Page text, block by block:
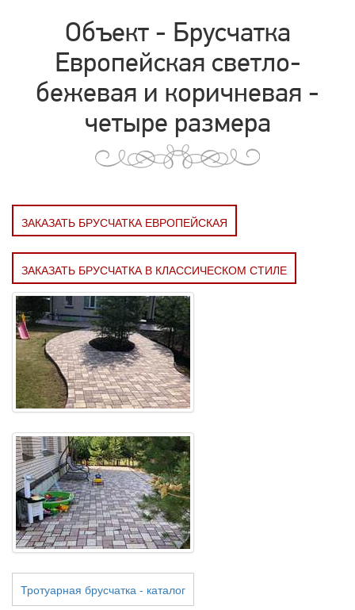
Объект - Брусчатка
Европейская светло-
бежевая и коричневая -
четыре размера
ЗАКАЗАТЬ БРУСЧАТКА ЕВРОПЕЙСКАЯ
ЗАКАЗАТЬ БРУСЧАТКА В КЛАССИЧЕСКОМ СТИЛЕ
Тротуарная брусчатка - каталог